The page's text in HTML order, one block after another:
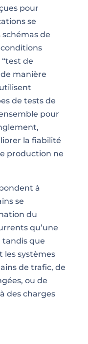
pour
se
de
de
manière
de tests de
pour
la fiabilité
production ne
à
se
du
qu’une
que
les systèmes
de trafic, de
ou de
des charges